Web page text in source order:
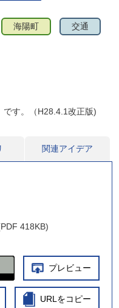
海陽町 交通
です。（H28.4.1改正版)
関連アイデア
418KB)
プレビュー
URLをコピー